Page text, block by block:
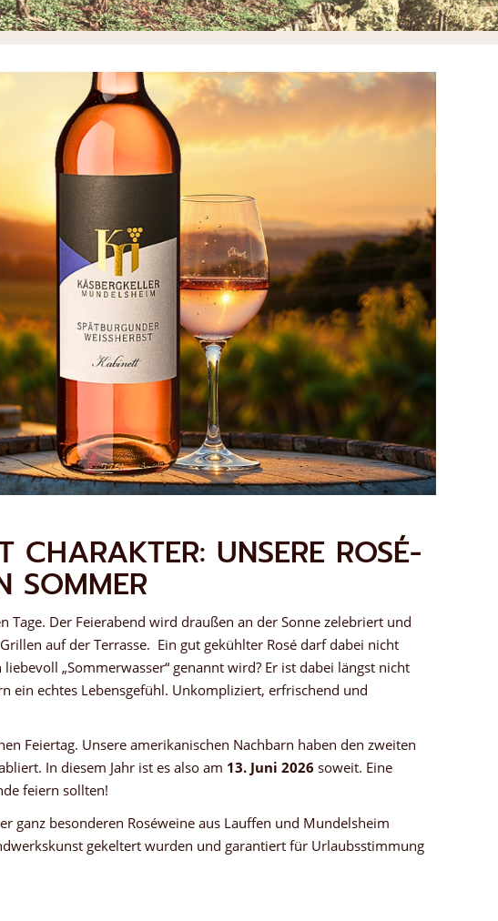
CHARAKTER: UNSERE ROSÉ-
SOMMER
Tage. Der Feierabend wird draußen an der Sonne zelebriert und
auf der Terrasse. Ein gut gekühlter Rosé darf dabei nicht
„Sommerwasser“ genannt wird? Er ist dabei längst nicht
ein echtes Lebensgefühl. Unkompliziert, erfrischend und
Feiertag. Unsere amerikanischen Nachbarn haben den zweiten
In diesem Jahr ist es also am 13. Juni 2026 soweit. Eine
feiern sollten!
ganz besonderen Roséweine aus Lauffen und Mundelsheim
gekeltert wurden und garantiert für Urlaubsstimmung